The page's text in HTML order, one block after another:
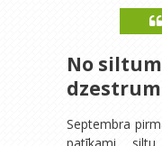
No
Septembra